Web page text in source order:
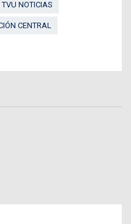
TVU NOTICIAS
CENTRAL